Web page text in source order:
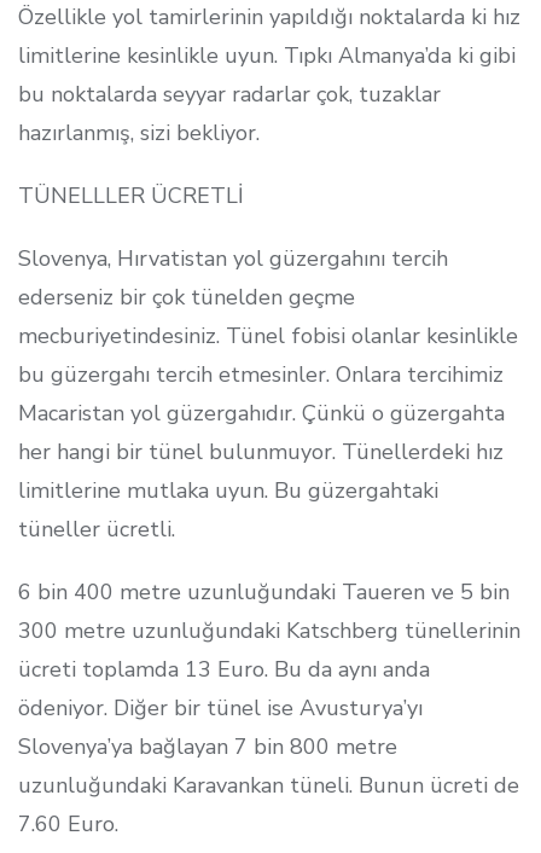
Özellikle yol tamirlerinin yapıldığı noktalarda ki hız
limitlerine kesinlikle uyun. Tıpkı Almanya’da ki gibi
bu noktalarda seyyar radarlar çok, tuzaklar
hazırlanmış, sizi bekliyor.
TÜNELLLER ÜCRETLİ
Slovenya, Hırvatistan yol güzergahını tercih
ederseniz bir çok tünelden geçme
mecburiyetindesiniz. Tünel fobisi olanlar kesinlikle
bu güzergahı tercih etmesinler. Onlara tercihimiz
Macaristan yol güzergahıdır. Çünkü o güzergahta
her hangi bir tünel bulunmuyor. Tünellerdeki hız
limitlerine mutlaka uyun. Bu güzergahtaki
tüneller ücretli.
6 bin 400 metre uzunluğundaki Taueren ve 5 bin
300 metre uzunluğundaki Katschberg tünellerinin
ücreti toplamda 13 Euro. Bu da aynı anda
ödeniyor. Diğer bir tünel ise Avusturya’yı
Slovenya’ya bağlayan 7 bin 800 metre
uzunluğundaki Karavankan tüneli. Bunun ücreti de
7.60 Euro.